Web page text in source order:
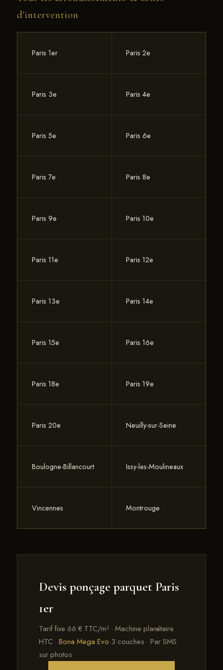
pour les motifs diagonaux du point de Hongrie et
d'intervention
Paris 1er Paris 2e
Paris 3e Paris 4e
Paris 5e Paris 6e
Paris 7e Paris 8e
Paris 9e Paris 10e
Paris 11e Paris 12e
Paris 13e Paris 14e
Paris 15e Paris 16e
Paris 18e Paris 19e
Paris 20e Neuilly-sur-Seine
Boulogne-Billancourt Issy-les-Moulineaux
Vincennes Montrouge
Devis ponçage parquet Paris
1er
Tarif fixe 66 € TTC/m² · Machine planétaire
HTC · Bona Mega Evo 3 couches · Par SMS
sur photos